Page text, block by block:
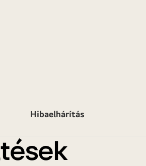
Hibaelhárítás